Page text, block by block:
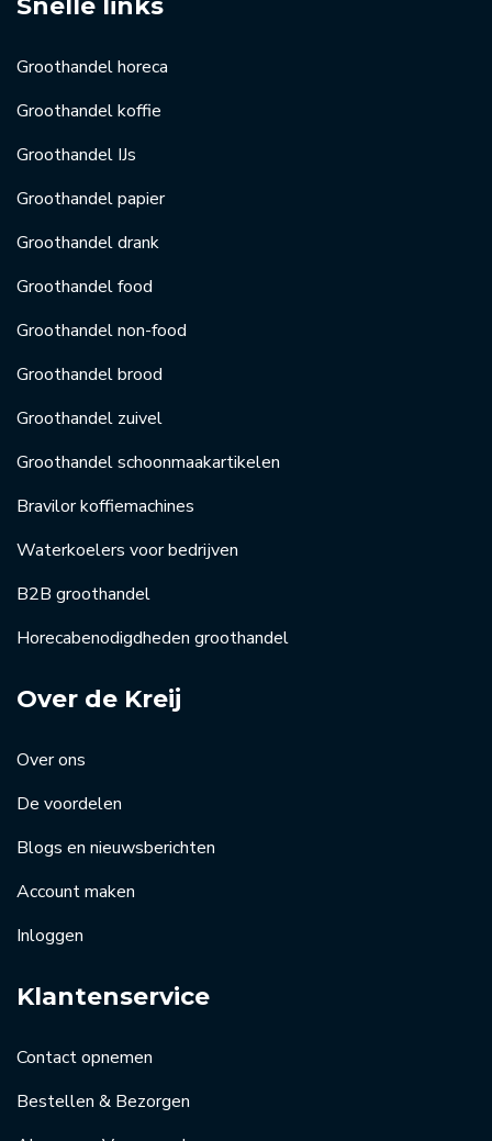
Groothandel horeca
Groothandel koffie
Groothandel IJs
Groothandel papier
Groothandel drank
Groothandel food
Groothandel non-food
Groothandel brood
Groothandel zuivel
Groothandel schoonmaakartikelen
Bravilor koffiemachines
Waterkoelers voor bedrijven
B2B groothandel
Horecabenodigdheden groothandel
Over de Kreij
Over ons
De voordelen
Blogs en nieuwsberichten
Account maken
Inloggen
Klantenservice
Contact opnemen
Bestellen & Bezorgen